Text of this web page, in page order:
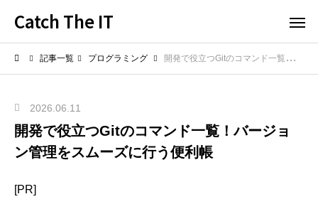
Catch The IT
記事一覧 プログラミング 開発で役立つGitのコマンド一覧！バージョン管理をスムーズに行う便利帳
2026.06.11
開発で役立つGitのコマンド一覧！バージョ
ン管理をスムーズに行う便利帳
[PR]